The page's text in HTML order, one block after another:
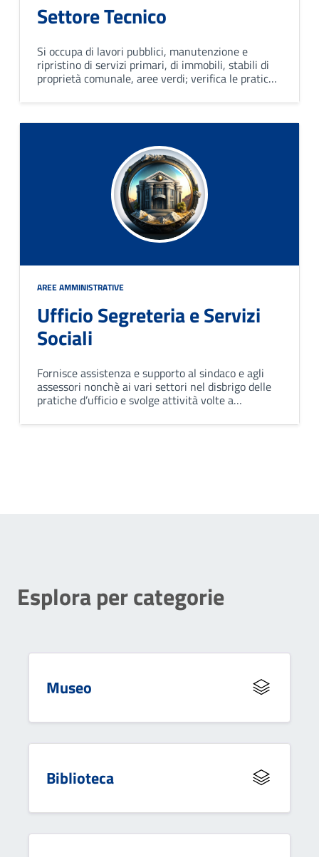
Settore Tecnico
Si occupa di lavori pubblici, manutenzione e
ripristino di servizi primari, di immobili, stabili di
proprietà comunale, aree verdi; verifica le pratiche
costruzioni o per la ristrutturazione di quelle
esistenti.
AREE AMMINISTRATIVE
Ufficio Segreteria e Servizi
Sociali
Fornisce assistenza e supporto al sindaco e agli
assessori nonchè ai vari settori nel disbrigo delle
pratiche d’ufficio e svolge attività volte a
svantaggio e di bisogno individuale e familiare.
Esplora per categorie
Museo
Biblioteca